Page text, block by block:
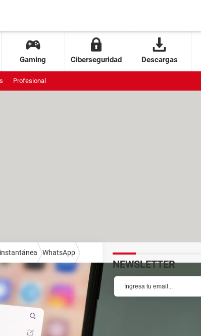
Gaming Ciberseguridad Descargas
Profesional
WhatsApp
NEWSLETTER